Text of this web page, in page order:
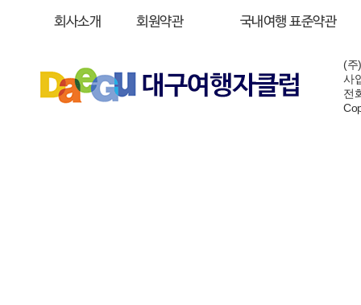
회사소개 회원약관 국내여행 표준약관
(주
사
전